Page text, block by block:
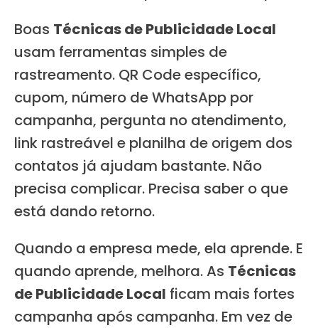
Boas Técnicas de Publicidade Local
usam ferramentas simples de
rastreamento. QR Code específico,
cupom, número de WhatsApp por
campanha, pergunta no atendimento,
link rastreável e planilha de origem dos
contatos já ajudam bastante. Não
precisa complicar. Precisa saber o que
está dando retorno.
Quando a empresa mede, ela aprende. E
quando aprende, melhora. As Técnicas
de Publicidade Local ficam mais fortes
campanha após campanha. Em vez de